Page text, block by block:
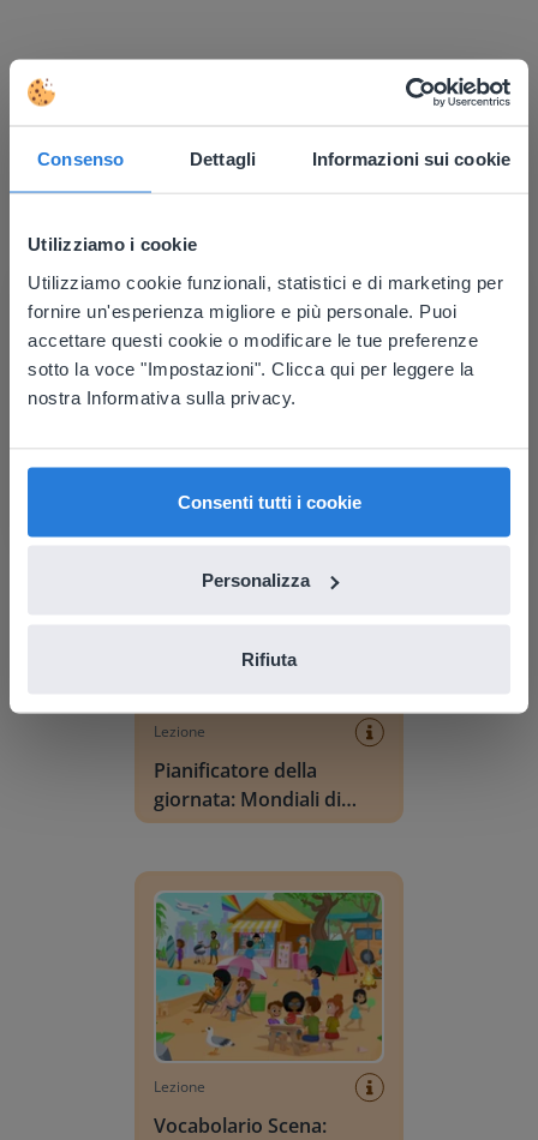
Consenso Dettagli Informazioni sui cookie
Utilizziamo i cookie
Utilizziamo cookie funzionali, statistici e di marketing per
fornire un'esperienza migliore e più personale. Puoi
accettare questi cookie o modificare le tue preferenze
sotto la voce "Impostazioni". Clicca qui per leggere la
nostra Informativa sulla privacy.
Consenti tutti i cookie
Personalizza
Rifiuta
Scopri di più!
Pianificatore della giornata: Estate
Lezione
Pianificatore della
giornata: Estate
Pianificatore della giornata: Mondiali di calcio
Lezione
Pianificatore della
giornata: Mondiali di
calcio
Lezione
Vocabolario Scena:
This website doesn't match
your location
Based on your location, we think you might
prefer to visit our English website. There you'll
English
Italiano